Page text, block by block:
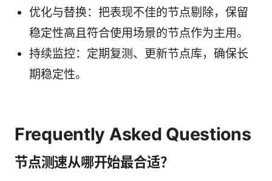
优化与替换：把表现不佳的节点剔除，保留
稳定性高且符合使用场景的节点作为主用。
持续监控：定期复测、更新节点库，确保长
期稳定性。
Frequently Asked Questions
节点测速从哪开始最合适？